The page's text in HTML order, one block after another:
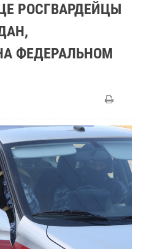
РОСГВАРДЕЙЦЫ
ФЕДЕРАЛЬНОМ